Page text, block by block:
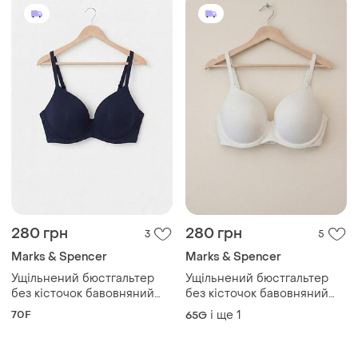
280 грн 3
Marks & Spencer
Ущільнений бюстгальтер
без кісточок бавовняний
бавовна m&s collection 32e
70F
280 грн 5
Marks & Spencer
Ущільнений бюстгальтер
без кісточок бавовняний
бавовна m&s collection 65g
75g
65G і ще 1